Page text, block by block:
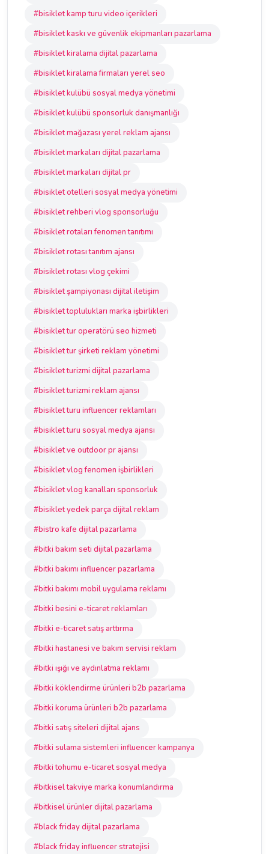
#bisiklet kamp turu video içerikleri
#bisiklet kaskı ve güvenlik ekipmanları pazarlama
#bisiklet kiralama dijital pazarlama
#bisiklet kiralama firmaları yerel seo
#bisiklet kulübü sosyal medya yönetimi
#bisiklet kulübü sponsorluk danışmanlığı
#bisiklet mağazası yerel reklam ajansı
#bisiklet markaları dijital pazarlama
#bisiklet markaları dijital pr
#bisiklet otelleri sosyal medya yönetimi
#bisiklet rehberi vlog sponsorluğu
#bisiklet rotaları fenomen tanıtımı
#bisiklet rotası tanıtım ajansı
#bisiklet rotası vlog çekimi
#bisiklet şampiyonası dijital iletişim
#bisiklet toplulukları marka işbirlikleri
#bisiklet tur operatörü seo hizmeti
#bisiklet tur şirketi reklam yönetimi
#bisiklet turizmi dijital pazarlama
#bisiklet turizmi reklam ajansı
#bisiklet turu influencer reklamları
#bisiklet turu sosyal medya ajansı
#bisiklet ve outdoor pr ajansı
#bisiklet vlog fenomen işbirlikleri
#bisiklet vlog kanalları sponsorluk
#bisiklet yedek parça dijital reklam
#bistro kafe dijital pazarlama
#bitki bakım seti dijital pazarlama
#bitki bakımı influencer pazarlama
#bitki bakımı mobil uygulama reklamı
#bitki besini e-ticaret reklamları
#bitki e-ticaret satış arttırma
#bitki hastanesi ve bakım servisi reklam
#bitki ışığı ve aydınlatma reklamı
#bitki köklendirme ürünleri b2b pazarlama
#bitki koruma ürünleri b2b pazarlama
#bitki satış siteleri dijital ajans
#bitki sulama sistemleri influencer kampanya
#bitki tohumu e-ticaret sosyal medya
#bitkisel takviye marka konumlandırma
#bitkisel ürünler dijital pazarlama
#black friday dijital pazarlama
#black friday influencer stratejisi